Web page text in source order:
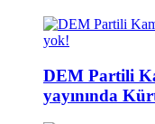
DEM Partili
yayınında